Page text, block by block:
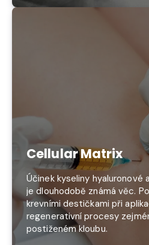
Cellular Matrix
Účinek kyseliny hyaluronové
je dlouhodobě známá věc.
krevními destičkami při
regenerativní procesy
postiženém kloubu.